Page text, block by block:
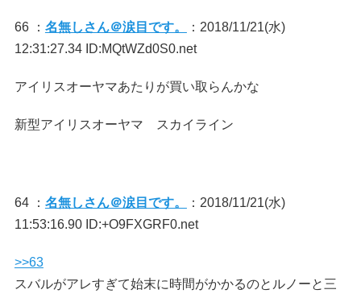
66 ： 名無しさん＠涙目です。
：2018/11/21(水)
12:31:27.34 ID:MQtWZd0S0.net
アイリスオーヤマあたりが買い取らんかな
新型アイリスオーヤマ スカイライン
64 ： 名無しさん＠涙目です。
：2018/11/21(水)
11:53:16.90 ID:+O9FXGRF0.net
>>63
スバルがアレすぎて始末に時間がかかるのとルノーと三